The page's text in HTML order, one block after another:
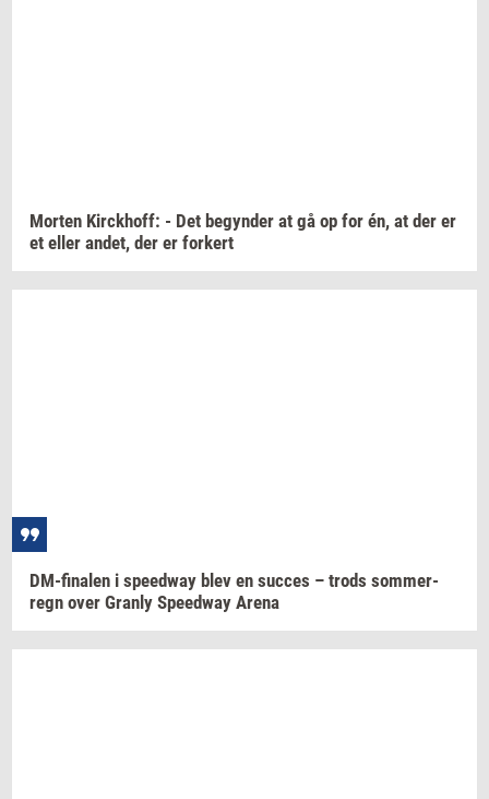
Mor­ten Kirck­hoff: - Det be­gyn­der at gå op for én, at der er
et eller andet, der er for­kert
DM-​finalen i spe­edway blev en suc­ces – trods som­mer­
regn over Gran­ly Spe­edway Arena